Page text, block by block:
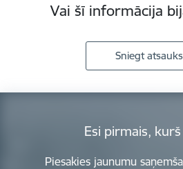
Vai šī informācija
Sniegt
Esi pirmais,
Piesakies jaunumu